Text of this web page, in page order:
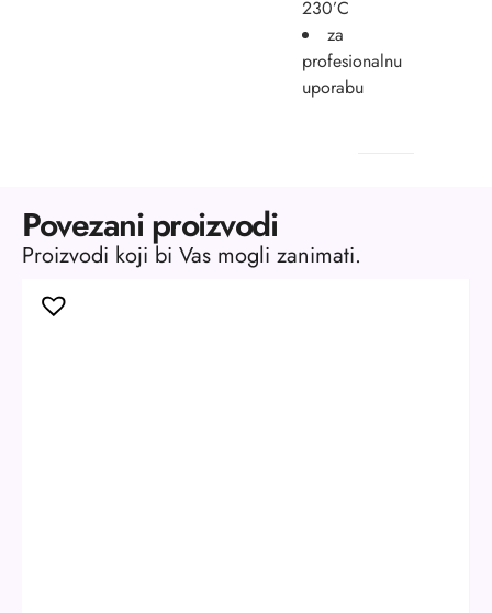
230’C
za
profesionalnu
uporabu
Povezani proizvodi
Proizvodi koji bi Vas mogli zanimati.